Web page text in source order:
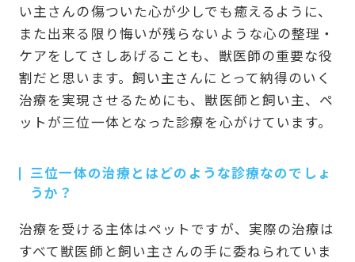
い主さんの傷ついた心が少しでも癒えるように、
また出来る限り悔いが残らないような心の整理・
ケアをしてさしあげることも、獣医師の重要な役
割だと思います。飼い主さんにとって納得のいく
治療を実現させるためにも、獣医師と飼い主、ペ
ットが三位一体となった診療を心がけています。
三位一体の治療とはどのような診療なのでしょ
うか？
治療を受ける主体はペットですが、実際の治療は
すべて獣医師と飼い主さんの手に委ねられていま